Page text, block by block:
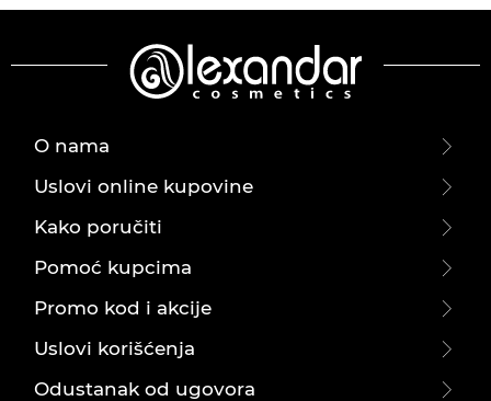
O nama
Uslovi online kupovine
Kako poručiti
Pomoć kupcima
Promo kod i akcije
Uslovi korišćenja
Odustanak od ugovora